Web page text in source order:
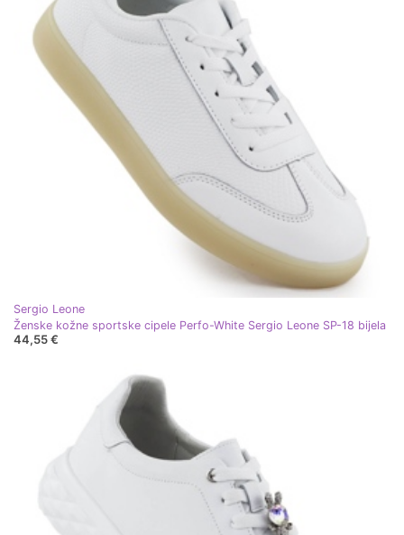
Sergio Leone
Ženske kožne sportske cipele Perfo-White Sergio Leone SP-18 bijela
44,55 €